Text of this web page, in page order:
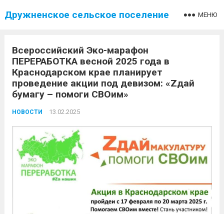
Дружненское сельское поселение МЕНЮ
Всероссийский Эко-марафон
ПЕРЕРАБОТКА весной 2025 года в
Краснодарском крае планирует
проведение акции под девизом: «Zдай
бумагу – помоги СВОим»
НОВОСТИ 13.02.2025